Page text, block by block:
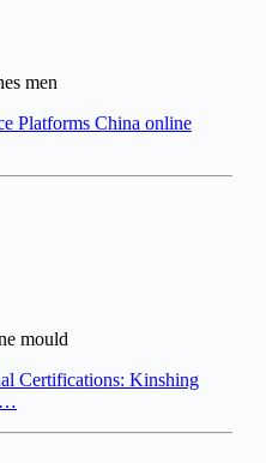
men
Platforms China online
mould
Certifications: Kinshing